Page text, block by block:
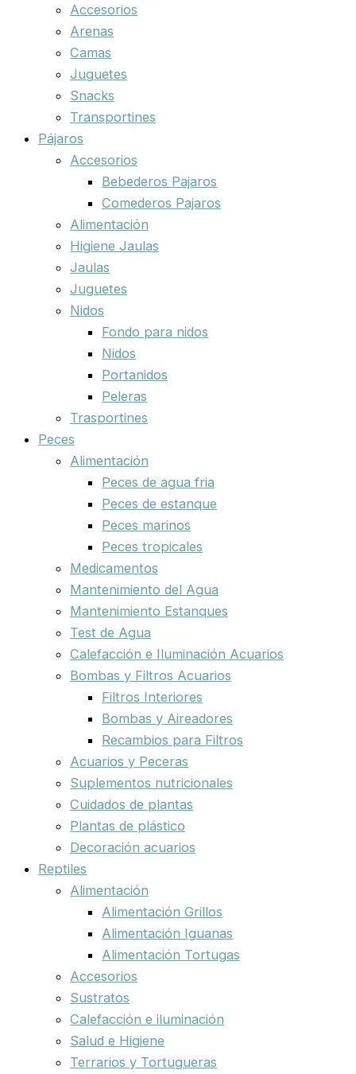
Accesorios
Arenas
Camas
Juguetes
Snacks
Transportines
Pájaros
Accesorios
Bebederos Pajaros
Comederos Pajaros
Alimentación
Higiene Jaulas
Jaulas
Juguetes
Nidos
Fondo para nidos
Nidos
Portanidos
Peleras
Trasportines
Peces
Alimentación
Peces de agua fria
Peces de estanque
Peces marinos
Peces tropicales
Medicamentos
Mantenimiento del Agua
Mantenimiento Estanques
Test de Agua
Calefacción e Iluminación Acuarios
Bombas y Filtros Acuarios
Filtros Interiores
Bombas y Aireadores
Recambios para Filtros
Acuarios y Peceras
Suplementos nutricionales
Cuidados de plantas
Plantas de plástico
Decoración acuarios
Reptiles
Alimentación
Alimentación Grillos
Alimentación Iguanas
Alimentación Tortugas
Accesorios
Sustratos
Calefacción e iluminación
Salud e Higiene
Terrarios y Tortugueras